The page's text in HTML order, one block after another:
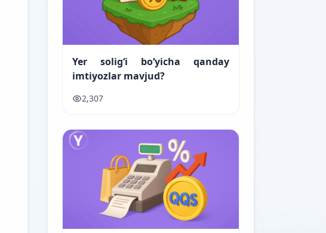
Yer soligʻi boʻyicha qanday
imtiyozlar mavjud?
2,307